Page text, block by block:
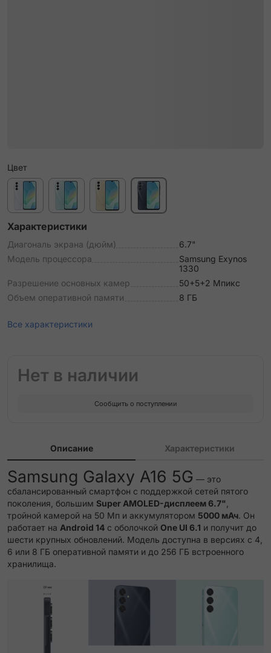
Цвет
Характеристики
Диагональ экрана (дюйм)
6.7"
Модель процессора
Samsung Exynos
1330
Разрешение основных камер
50+5+2 Мпикс
Объем оперативной памяти
8 ГБ
Все характеристики
Нет в наличии
Сообщить о поступлении
Описание Характеристики
Samsung Galaxy A16 5G — это
сбалансированный смартфон с поддержкой сетей пятого
поколения, большим Super AMOLED-дисплеем 6.7"
тройной камерой на 50 Мп и аккумулятором 5000 мАч. Он
работает на Android 14 с оболочкой One UI 6.1 и получит до
шести крупных обновлений. Модель доступна в версиях с 4,
6 или 8 ГБ оперативной памяти и до 256 ГБ встроенного
хранилища.